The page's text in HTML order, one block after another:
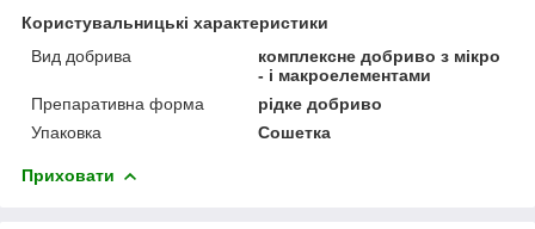
Користувальницькі характеристики
Вид добрива
комплексне добриво з мікро
- і макроелементами
Препаративна форма
рідке добриво
Упаковка
Сошетка
Приховати